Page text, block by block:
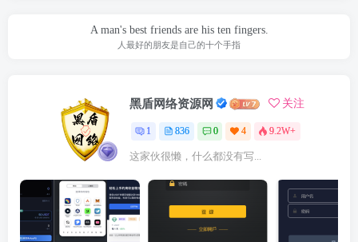
A man's best friends are his ten fingers.
人最好的朋友是自己的十个手指
黑盾网络资源网 关注
1 836 0 4 9.2W+
这家伙很懒，什么都没有写...